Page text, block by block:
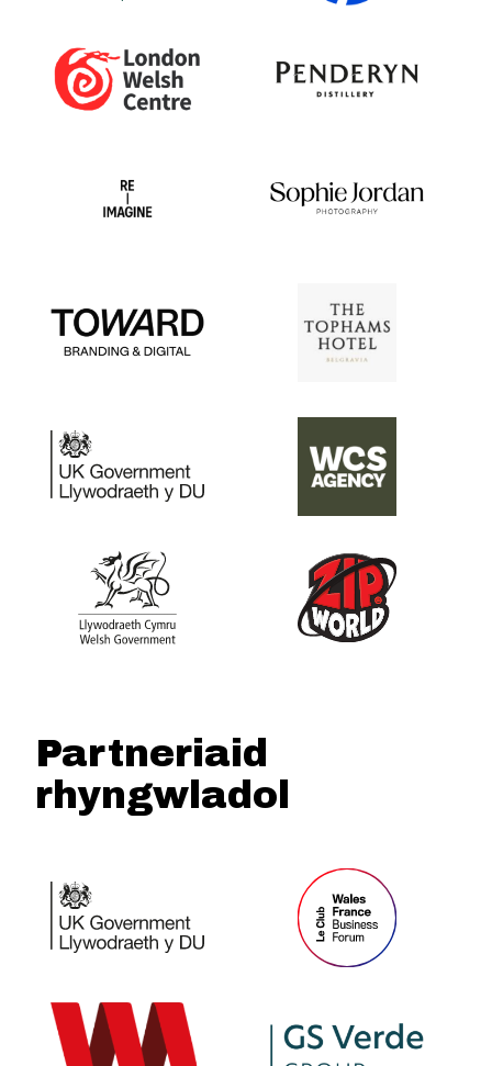
Partneriaid
rhyngwladol